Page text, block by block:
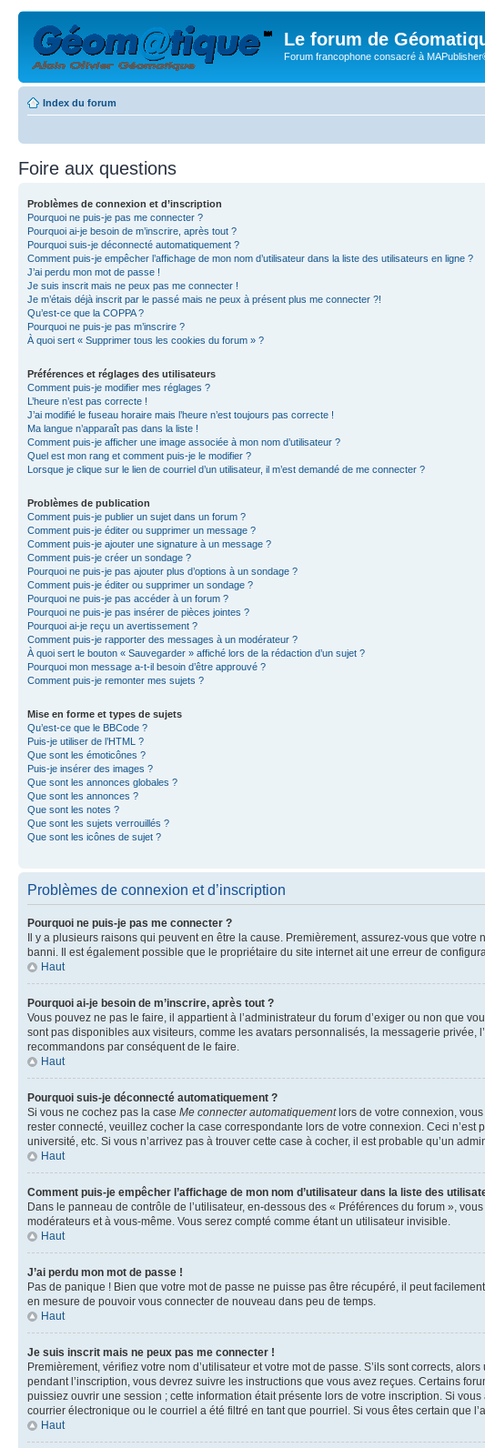
Le forum de
Forum francophone consacré à
Index du forum
Foire aux questions
Problèmes de connexion et d’inscription
Pourquoi ne puis-je pas me connecter ?
Pourquoi ai-je besoin de m’inscrire, après tout ?
Pourquoi suis-je déconnecté automatiquement ?
Comment puis-je empêcher l’affichage de mon nom d’utilisateur dans la liste des utilisateurs en ligne ?
J’ai perdu mon mot de passe !
Je suis inscrit mais ne peux pas me connecter !
Je m’étais déjà inscrit par le passé mais ne peux à présent plus me connecter ?!
Qu’est-ce que la COPPA ?
Pourquoi ne puis-je pas m’inscrire ?
À quoi sert « Supprimer tous les cookies du forum » ?
Préférences et réglages des utilisateurs
Comment puis-je modifier mes réglages ?
L’heure n’est pas correcte !
J’ai modifié le fuseau horaire mais l’heure n’est toujours pas correcte !
Ma langue n’apparaît pas dans la liste !
Comment puis-je afficher une image associée à mon nom d’utilisateur ?
Quel est mon rang et comment puis-je le modifier ?
Lorsque je clique sur le lien de courriel d’un utilisateur, il m’est demandé de me connecter ?
Problèmes de publication
Comment puis-je publier un sujet dans un forum ?
Comment puis-je éditer ou supprimer un message ?
Comment puis-je ajouter une signature à un message ?
Comment puis-je créer un sondage ?
Pourquoi ne puis-je pas ajouter plus d’options à un sondage ?
Comment puis-je éditer ou supprimer un sondage ?
Pourquoi ne puis-je pas accéder à un forum ?
Pourquoi ne puis-je pas insérer de pièces jointes ?
Pourquoi ai-je reçu un avertissement ?
Comment puis-je rapporter des messages à un modérateur ?
À quoi sert le bouton « Sauvegarder » affiché lors de la rédaction d’un sujet ?
Pourquoi mon message a-t-il besoin d’être approuvé ?
Comment puis-je remonter mes sujets ?
Mise en forme et types de sujets
Qu’est-ce que le BBCode ?
Puis-je utiliser de l’HTML ?
Que sont les émoticônes ?
Puis-je insérer des images ?
Que sont les annonces globales ?
Que sont les annonces ?
Que sont les notes ?
Que sont les sujets verrouillés ?
Que sont les icônes de sujet ?
Problèmes de connexion et d’inscription
Pourquoi ne puis-je pas me connecter ?
Il y a plusieurs raisons qui peuvent en être la cause. Premièrement, assurez-vous que
banni. Il est également possible que le propriétaire du site internet ait une erreur de
Haut
Pourquoi ai-je besoin de m’inscrire, après tout ?
Vous pouvez ne pas le faire, il appartient à l’administrateur du forum d’exiger ou non que
sont pas disponibles aux visiteurs, comme les avatars personnalisés, la messagerie privée,
recommandons par conséquent de le faire.
Haut
Pourquoi suis-je déconnecté automatiquement ?
Si vous ne cochez pas la case Me connecter automatiquementlors de votre connexion, vous
rester connecté, veuillez cocher la case correspondante lors de votre connexion. Ceci
université, etc. Si vous n’arrivez pas à trouver cette case à cocher, il est probable qu’un
Haut
Comment puis-je empêcher l’affichage de mon nom d’utilisateur dans la liste des
Dans le panneau de contrôle de l’utilisateur, en-dessous des « Préférences du forum », vous
modérateurs et à vous-même. Vous serez compté comme étant un utilisateur invisible.
Haut
J’ai perdu mon mot de passe !
Pas de panique ! Bien que votre mot de passe ne puisse pas être récupéré, il peut
en mesure de pouvoir vous connecter de nouveau dans peu de temps.
Haut
Je suis inscrit mais ne peux pas me connecter !
Premièrement, vérifiez votre nom d’utilisateur et votre mot de passe. S’ils sont corrects,
pendant l’inscription, vous devrez suivre les instructions que vous avez reçues. Certains
puissiez ouvrir une session ; cette information était présente lors de votre inscription. Si
courrier électronique ou le courriel a été filtré en tant que pourriel. Si vous êtes certain que
Haut